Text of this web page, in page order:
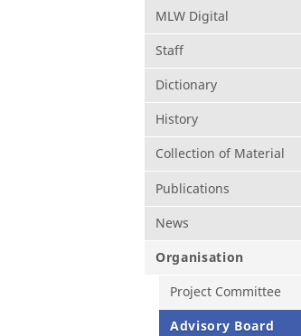
MLW Digital
Staff
Dictionary
History
Collection of Material
Publications
News
Organisation
Project Committee
Advisory Board